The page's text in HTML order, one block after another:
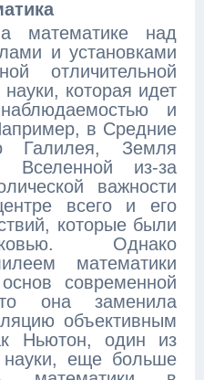
математике над
и установками
отличительной
которая идет
и
в Средние
Галилея, Земля
Вселенной из-за
важности
всего и его
которые были
Однако
математики
современной
она заменила
объективным
Ньютон, один из
науки, еще больше